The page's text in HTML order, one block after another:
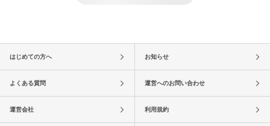
はじめての方へ お知らせ
よくある質問 運営へのお問い合わせ
運営会社 利用規約